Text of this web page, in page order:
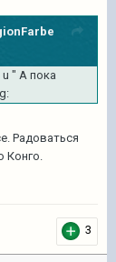
" А пока
Радоваться
Конго.
3